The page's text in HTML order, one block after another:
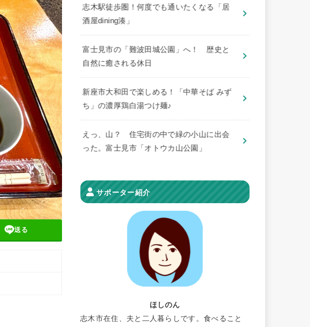
送る
志木駅徒歩圏！何度でも通いたくなる「居
酒屋dining湊」
​富士見市の「難波田城公園」へ！ 歴史と
自然に癒される休日
新座市大和田で楽しめる！「中華そば みず
ち」の濃厚鶏白湯つけ麺♪
えっ、山？ 住宅街の中で緑の小山に出会
った。富士見市「オトウカ山公園」
サポーター紹介
ほしのん
志木市在住、夫と二人暮らしです。食べること